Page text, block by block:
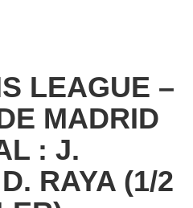
LEAGUE –
MADRID
: J.
RAYA (1/2